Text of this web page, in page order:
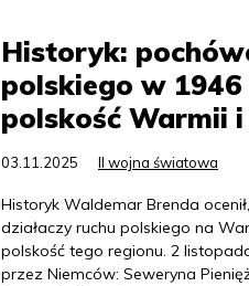
Historyk:
polskiego w
polskość Warmii
03.11.2025 II wojna światowa
Historyk Waldemar Brenda
działaczy ruchu polskiego na
polskość tego regionu. 2
przez Niemców: Seweryna